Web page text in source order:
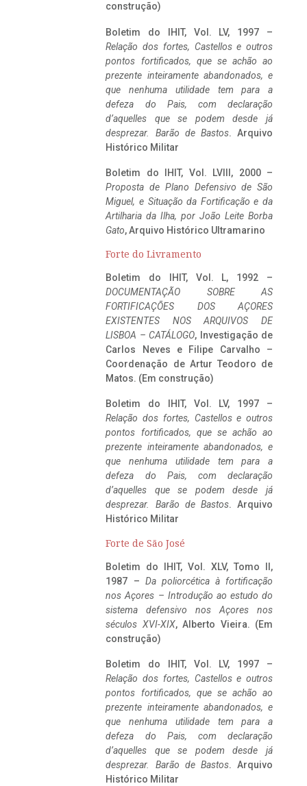
construção)
Boletim do IHIT, Vol. LV, 1997 –
Relação dos fortes, Castellos e outros
pontos fortificados, que se achão ao
prezente inteiramente abandonados, e
que nenhuma utilidade tem para a
defeza do Pais, com declaração
d’aquelles que se podem desde já
desprezar. Barão de Bastos. Arquivo
Histórico Militar
Boletim do IHIT, Vol. LVIII, 2000 –
Proposta de Plano Defensivo de São
Miguel, e Situação da Fortificação e da
Artilharia da Ilha, por João Leite Borba
Gato, Arquivo Histórico Ultramarino
Forte do Livramento
Boletim do IHIT, Vol. L, 1992 –
DOCUMENTAÇÃO SOBRE AS
FORTIFICAÇÕES DOS AÇORES
EXISTENTES NOS ARQUIVOS DE
LISBOA – CATÁLOGO, Investigação de
Carlos Neves e Filipe Carvalho –
Coordenação de Artur Teodoro de
Matos. (Em construção)
Boletim do IHIT, Vol. LV, 1997 –
Relação dos fortes, Castellos e outros
pontos fortificados, que se achão ao
prezente inteiramente abandonados, e
que nenhuma utilidade tem para a
defeza do Pais, com declaração
d’aquelles que se podem desde já
desprezar. Barão de Bastos. Arquivo
Histórico Militar
Forte de São José
Boletim do IHIT, Vol. XLV, Tomo II,
1987 – Da poliorcética à fortificação
nos Açores – Introdução ao estudo do
sistema defensivo nos Açores nos
séculos XVI-XIX, Alberto Vieira. (Em
construção)
Boletim do IHIT, Vol. LV, 1997 –
Relação dos fortes, Castellos e outros
pontos fortificados, que se achão ao
prezente inteiramente abandonados, e
que nenhuma utilidade tem para a
defeza do Pais, com declaração
d’aquelles que se podem desde já
desprezar. Barão de Bastos. Arquivo
Histórico Militar